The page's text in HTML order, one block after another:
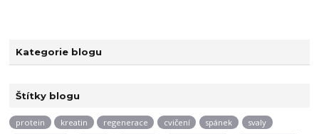
Kategorie blogu
Štítky blogu
protein kreatin regenerace cvičení spánek
svaly